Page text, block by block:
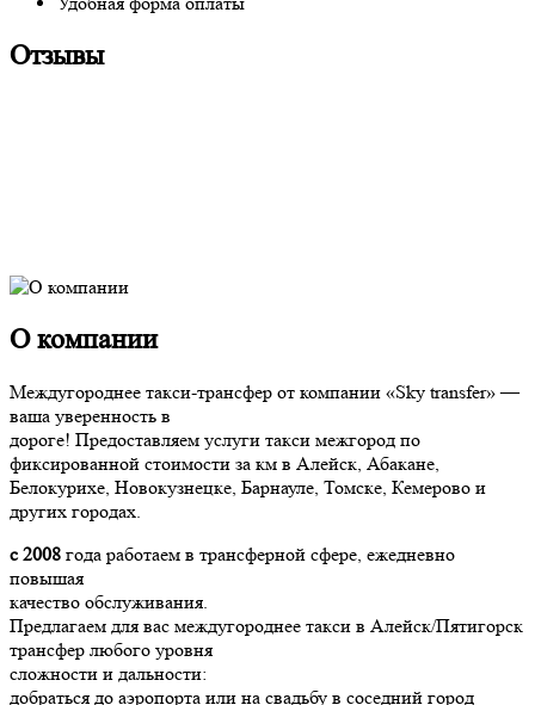
Отзывы
О компании
Междугороднее такси-трансфер от компании «Sky transfer» —
ваша уверенность в
дороге! Предоставляем услуги такси межгород по
фиксированной стоимости за км в Алейск, Абакане,
Белокурихе, Новокузнецке, Барнауле, Томске, Кемерово и
других городах.
с 2008 года работаем в трансферной сфере, ежедневно
повышая
качество обслуживания.
Предлагаем для вас междугороднее такси в Алейск/Пятигорск
трансфер любого уровня
сложности и дальности:
добраться до аэропорта или на свадьбу в соседний город